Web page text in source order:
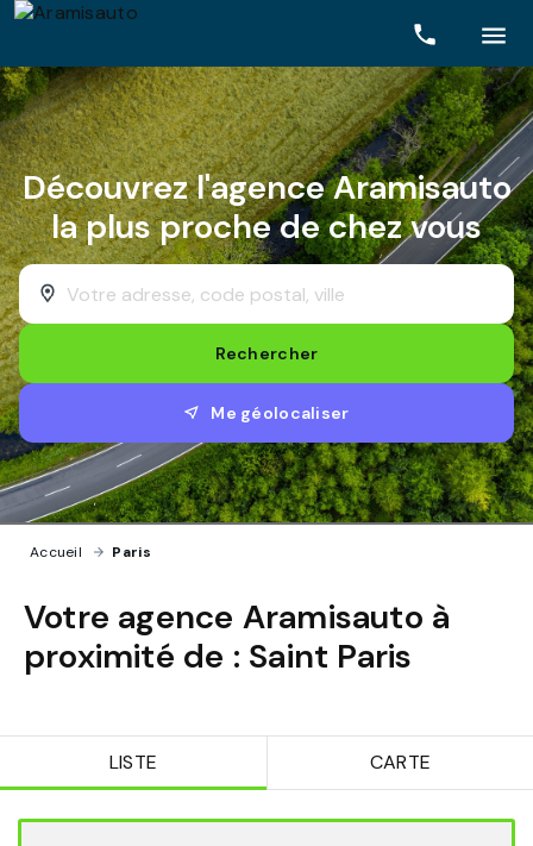
Accueil › Paris
Rechercher
Votre agence Aramisauto à
proximité de : Saint Paris
LISTE CARTE